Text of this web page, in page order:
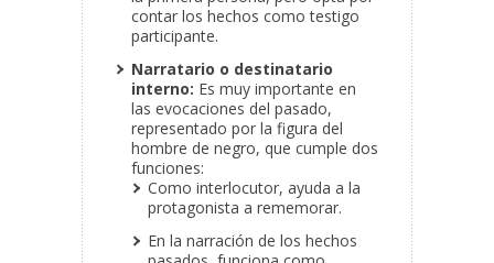
contar los hechos como testigo
participante.
Narratario o destinatario
interno: Es muy importante en
las evocaciones del pasado,
representado por la figura del
hombre de negro, que cumple dos
funciones:
Como interlocutor, ayuda a la
protagonista a rememorar.
En la narración de los hechos